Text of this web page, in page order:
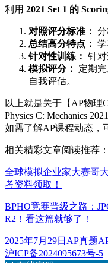
利用 2021 Set 1 的
对照评分标准：
总结高分特点：
针对性训练： 针对
模拟评分：
定期
自我评估。
以上就是关于【AP物理
Physics C: Mechanics
如需了解AP课程动态，
相关精彩文章阅读推荐：
全球模拟企业家大赛哥
考资料领取！
BPHO竞赛晋级之路：
R2！看这篇就够了！
发
布
2025年7月29日 分
类
AP真题标
签
沪ICP备2024095673号-5